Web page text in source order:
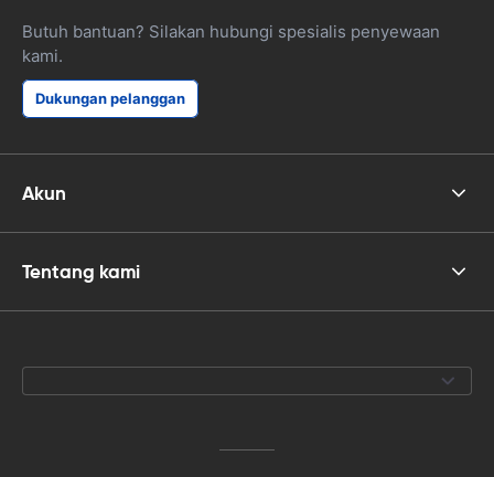
Butuh bantuan? Silakan hubungi spesialis penyewaan
kami.
Dukungan pelanggan
Akun
Tentang kami